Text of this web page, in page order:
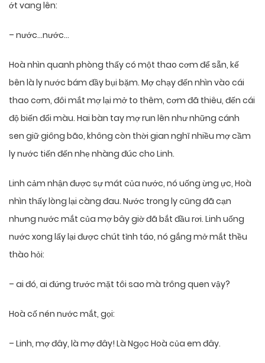
ớt vang lên:
– nước…nước…
Hoà nhìn quanh phòng thấy có một thao cơm để sẵn, kế
bên là ly nước bám đầy bụi bặm. Mợ chạy đến nhìn vào cái
thao cơm, đôi mắt mợ lại mở to thêm, cơm đã thiêu, đến cái
độ biến đổi màu. Hai bàn tay mợ run lên như những cánh
sen giữ giông bão, không còn thời gian nghĩ nhiều mợ cầm
ly nước tiến đến nhẹ nhàng đúc cho Linh.
Linh cảm nhận được sự mát của nước, nó uống ừng ực, Hoà
nhìn thấy lòng lại càng đau. Nước trong ly cũng đã cạn
nhưng nước mắt của mợ bây giờ đã bắt đầu rơi. Linh uống
nước xong lấy lại được chút tỉnh táo, nó gắng mở mắt thều
thào hỏi:
– ai đó, ai đứng trước mặt tôi sao mà trông quen vậy?
Hoà cố nén nước mắt, gọi:
– Linh, mợ đây, là mợ đây! Là Ngọc Hoà của em đây.